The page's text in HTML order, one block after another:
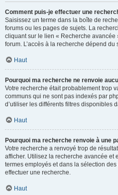
Comment puis-je effectuer une
Saisissez un terme dans la boîte de
forums ou les pages de sujets. La
cliquant sur le lien « Recherche
forum. L’accès à la recherche dépend du
Haut
Pourquoi ma recherche ne renvoie
Votre recherche était probablement trop
communs qui ne sont pas indexés par
d’utiliser les différents filtres disponibles
Haut
Pourquoi ma recherche renvoie à une
Votre recherche a renvoyé trop de
afficher. Utilisez la recherche avancée et
termes employés et dans la sélection
effectuer une recherche.
Haut